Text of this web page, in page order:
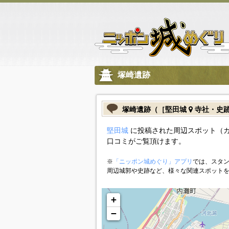
塚崎遺跡
塚崎遺跡（［堅田城 寺社・史
堅田城に投稿された周辺スポット（
口コミがご覧頂けます。
※ 「ニッポン城めぐり」アプリ では、スタ
周辺城郭や史跡など、様々な関連スポット
+
−